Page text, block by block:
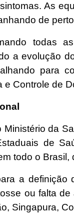
As
de
todas
a evolução
para
e Controle de
Ministério da
de
todo o
a definição
ou falta
Singapura,